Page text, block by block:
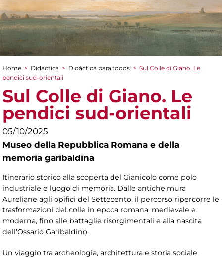
You are here
Home > Didáctica > Didáctica para todos > Sul Colle di Giano. Le
pendici sud-orientali
Sul Colle di Giano. Le
pendici sud-orientali
05/10/2025
Museo della Repubblica Romana e della
memoria garibaldina
Itinerario storico alla scoperta del Gianicolo come polo
industriale e luogo di memoria. Dalle antiche mura
Aureliane agli opifici del Settecento, il percorso ripercorre le
trasformazioni del colle in epoca romana, medievale e
moderna, fino alle battaglie risorgimentali e alla nascita
dell’Ossario Garibaldino.
Un viaggio tra archeologia, architettura e storia sociale.